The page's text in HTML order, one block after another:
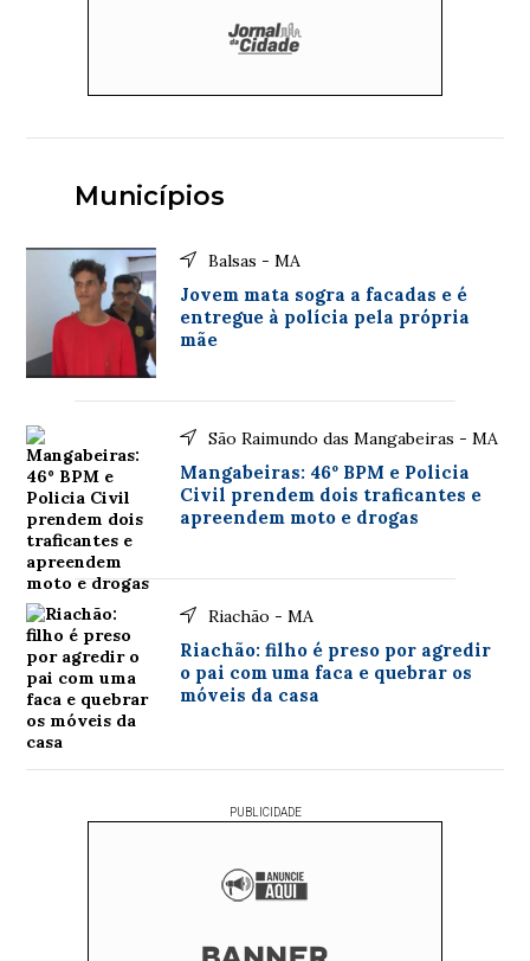
Municípios
Balsas - MA
Jovem mata sogra a facadas e é
entregue à polícia pela própria
mãe
São Raimundo das Mangabeiras - MA
Mangabeiras: 46º BPM e Policia
Civil prendem dois traficantes e
apreendem moto e drogas
Riachão - MA
Riachão: filho é preso por agredir
o pai com uma faca e quebrar os
móveis da casa
PUBLICIDADE